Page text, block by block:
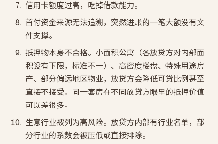
信用卡额度过高，吃掉借款能力。
首付资金来源无法追溯，突然进账的一笔大额没有文
件支撑。
抵押物本身不合格。小面积公寓（各放贷方对内部面
积设有下限，标准不一）、高密度楼盘、特殊用途房
产、部分偏远地区物业，放贷方会降低可贷比例甚至
直接不接受。同一套房在不同放贷方眼里的抵押价值
可以差很多。
生意行业被列为高风险。放贷方内部有行业名单，部
分行业的系数会被压低或直接排除。